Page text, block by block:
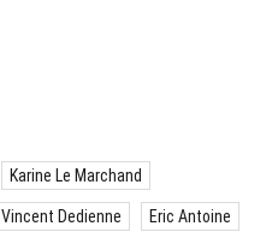
Karine Le Marchand
Vincent Dedienne Eric Antoine